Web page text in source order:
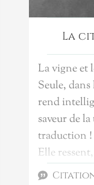
La
La vigne et
Seule,
rend
saveur de
traduction !
Elle
secrets du